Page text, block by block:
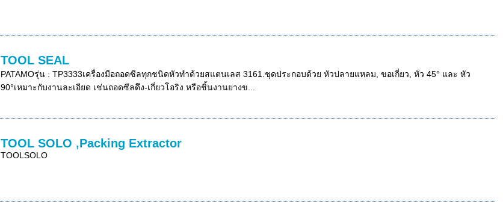
TOOL SEAL
PATAMOรุ่น : TP3333เครื่องมือถอดซีลทุกชนิดหัวทำด้วยสแตนเลส 3161.ชุดประกอบด้วย หัวปลายแหลม, ขอเกี่ยว, หัว 45° และ หัว
90°เหมาะกับงานละเอียด เช่นถอดซีลดึง-เกี่ยวโอริง หรือชิ้นงานยางข...
TOOL SOLO ,Packing Extractor
TOOLSOLO